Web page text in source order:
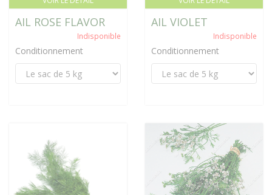
AIL ROSE FLAVOR
Indisponible
Conditionnement
AIL VIOLET
Indisponible
Conditionnement